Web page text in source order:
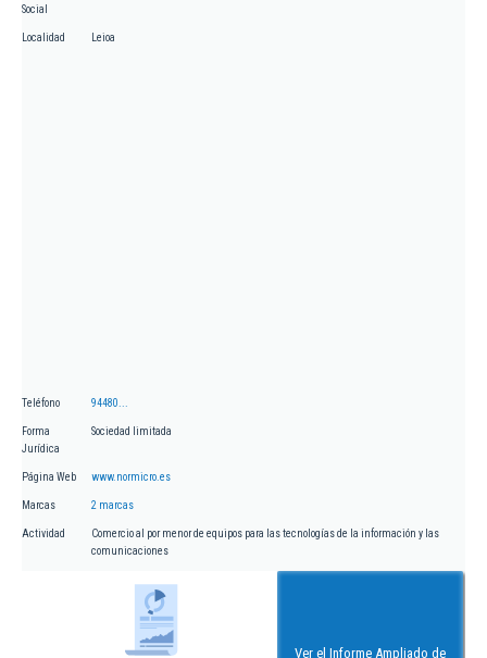
Social
Localidad Leioa
Teléfono 94480...
Forma
Jurídica
Sociedad limitada
Página Web www.normicro.es
Marcas 2 marcas
Actividad
Comercio al por menor de equipos para las tecnologías de la información y las
comunicaciones
Ver el Informe Ampliado de